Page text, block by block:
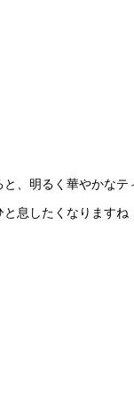
と、明るく華やかな
息したくなりますね